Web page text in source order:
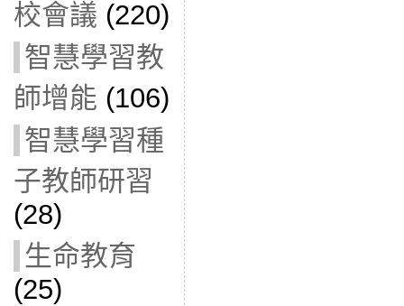
校會議 (220)
智慧學習教
師增能 (106)
智慧學習種
子教師研習
(28)
生命教育
(25)